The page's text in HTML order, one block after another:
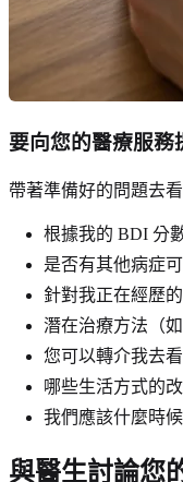
要向您的醫療服務
帶著準備好的問題去
根據我的 BDI 分
是否有其他病症
針對我正在經歷
潛在治療方法（
您可以轉介我去
哪些生活方式的
我們應該什麼時
與醫生討論您